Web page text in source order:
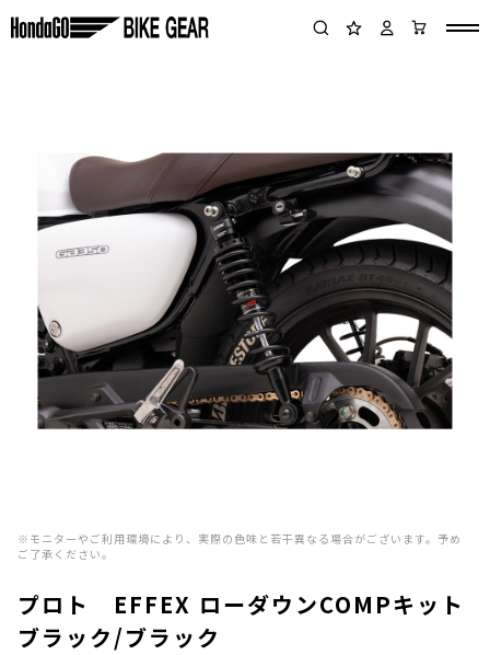
※モニターやご利用環境により、実際の色味と若干異なる場合がございます。予め
ご了承ください。
プロト EFFEX ローダウンCOMPキット
ブラック/ブラック